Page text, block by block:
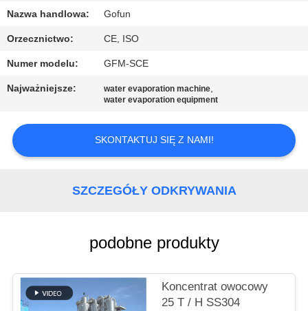
SKONTAKTUJ
NAMI
POPROSIĆ
Nazwa handlowa: Gofun
Orzecznictwo: CE, ISO
Numer modelu: GFM-SCE
Najważniejsze: water evaporation machine,
water evaporation equipment
SKONTAKTUJ SIĘ Z NAMI!
SZCZEGÓŁY ODKRYWANIA
podobne produkty
Koncentrat owocowy
25 T / H SS304